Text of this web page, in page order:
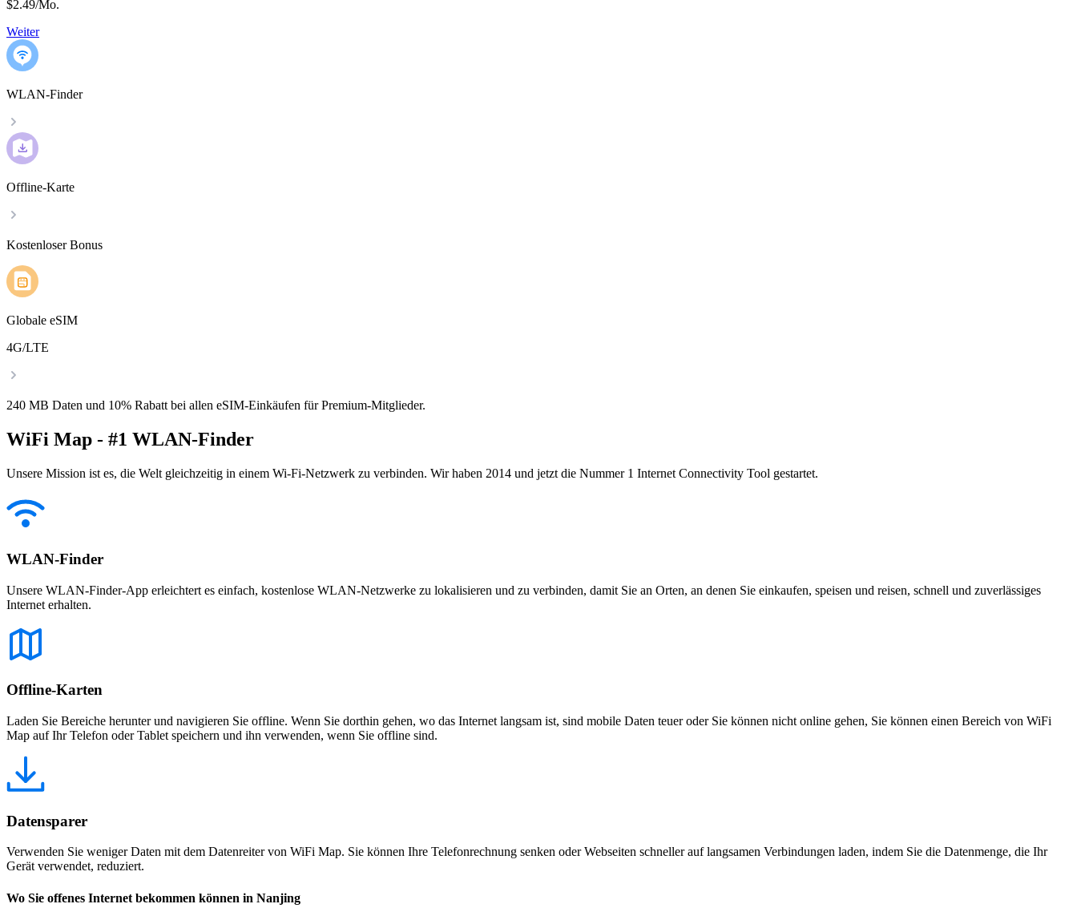
$2.49/Mo.
Weiter
WLAN-Finder
Offline-Karte
Kostenloser Bonus
Globale eSIM
4G/LTE
240 MB Daten und 10% Rabatt bei allen eSIM-Einkäufen für Premium-Mitglieder.
WiFi Map - #1 WLAN-Finder
Unsere Mission ist es, die Welt gleichzeitig in einem Wi-Fi-Netzwerk zu verbinden. Wir haben 2014 und jetzt die Nummer 1 Internet Connectivity Tool gestartet.
WLAN-Finder
Unsere WLAN-Finder-App erleichtert es einfach, kostenlose WLAN-Netzwerke zu lokalisieren und zu verbinden, damit Sie an Orten, an denen Sie einkaufen, speisen und reisen, schnell und zuverlässiges
Internet erhalten.
Offline-Karten
Laden Sie Bereiche herunter und navigieren Sie offline. Wenn Sie dorthin gehen, wo das Internet langsam ist, sind mobile Daten teuer oder Sie können nicht online gehen, Sie können einen Bereich von WiFi
Map auf Ihr Telefon oder Tablet speichern und ihn verwenden, wenn Sie offline sind.
Datensparer
Verwenden Sie weniger Daten mit dem Datenreiter von WiFi Map. Sie können Ihre Telefonrechnung senken oder Webseiten schneller auf langsamen Verbindungen laden, indem Sie die Datenmenge, die Ihr
Gerät verwendet, reduziert.
Wo Sie offenes Internet bekommen können in Nanjing